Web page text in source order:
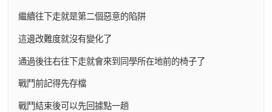
繼續往下走就是第二個惡意的陷阱
這邊改難度就沒有變化了
通過後往右往下走就會來到同學所在地前的椅子了
戰鬥前記得先存檔
戰鬥結束後可以先回據點一趟